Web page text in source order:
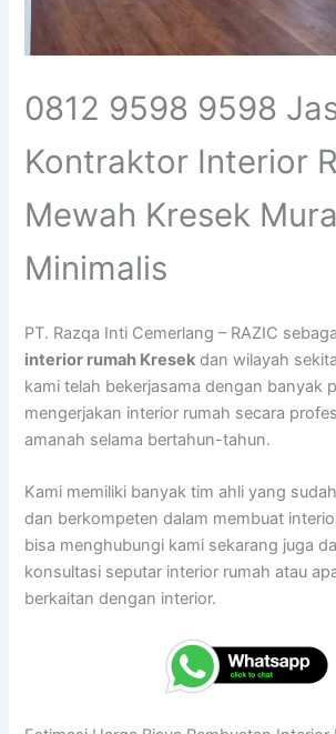
0812 9598 9598
Kontraktor Interior
Mewah Kresek
Minimalis
PT. Razqa Inti Cemerlang – RAZIC
interior rumah Kresek dan wilayah
kami telah bekerjasama dengan banyak
mengerjakan interior rumah secara
amanah selama bertahun-tahun.
Kami memiliki banyak tim ahli yang
dan berkompeten dalam membuat
bisa menghubungi kami sekarang juga
konsultasi seputar interior rumah atau
berkaitan dengan interior.